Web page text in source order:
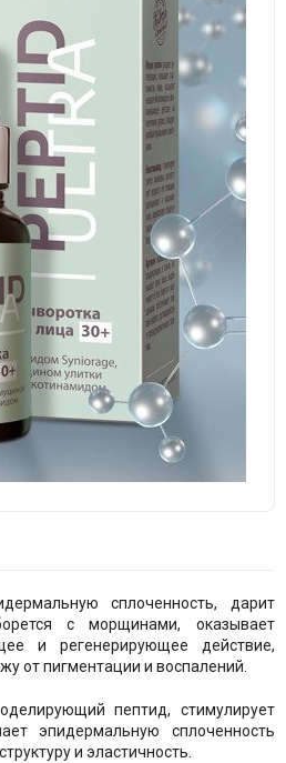
сплоченность, дарит
с морщинами, оказывает
и регенерирующее действие,
от пигментации и воспалений.
пептид, стимулирует
эпидермальную сплоченность
и эластичность.